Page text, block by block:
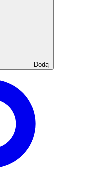
Dodaj